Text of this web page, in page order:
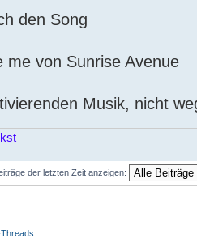
den Song
me von Sunrise Avenue
Musik, nicht
der letzten Zeit anzeigen: